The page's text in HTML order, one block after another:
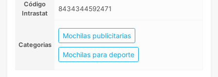
Código
Intrastat
8434344592471
Categorias
Mochilas publicitarias
Mochilas para deporte